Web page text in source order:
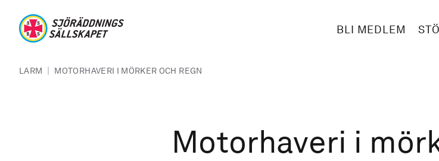
BLI MEDLEM
LARM | MOTORHAVERI I MÖRKER OCH REGN
Motorhaveri i